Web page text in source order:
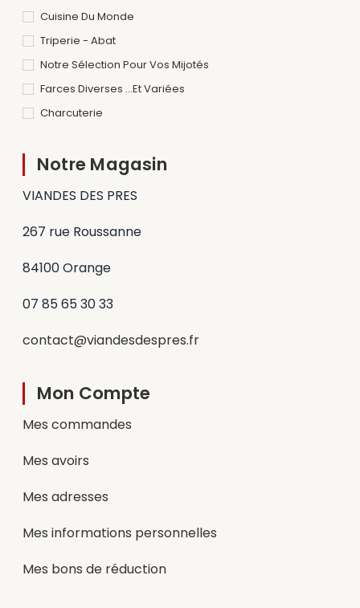
Cuisine Du Monde
Triperie - Abat
Notre Sélection Pour Vos Mijotés
Farces Diverses ...et Variées
Charcuterie
Notre Magasin
VIANDES DES PRES
267 rue Roussanne
84100 Orange
07 85 65 30 33
contact@viandesdespres.fr
Mon Compte
Mes commandes
Mes avoirs
Mes adresses
Mes informations personnelles
Mes bons de réduction